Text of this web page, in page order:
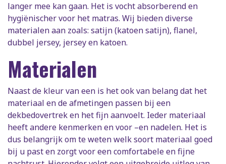
langer mee kan gaan. Het is vocht absorberend en
hygiënischer voor het matras. Wij bieden diverse
materialen aan zoals: satijn (katoen satijn), flanel,
dubbel jersey, jersey en katoen.
Materialen
Naast de kleur van een is het ook van belang dat het
materiaal en de afmetingen passen bij een
dekbedovertrek en het fijn aanvoelt. Ieder materiaal
heeft andere kenmerken en voor –en nadelen. Het is
dus belangrijk om te weten welk soort materiaal goed
bij u past en zorgt voor een comfortabele en fijne